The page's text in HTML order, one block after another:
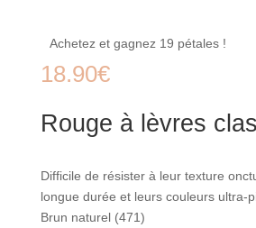
Achetez et gagnez 19 pétales !
18.90€
Rouge à lèvres
Difficile de résister à leur texture
longue durée et leurs couleurs ultra-
Brun naturel (471)